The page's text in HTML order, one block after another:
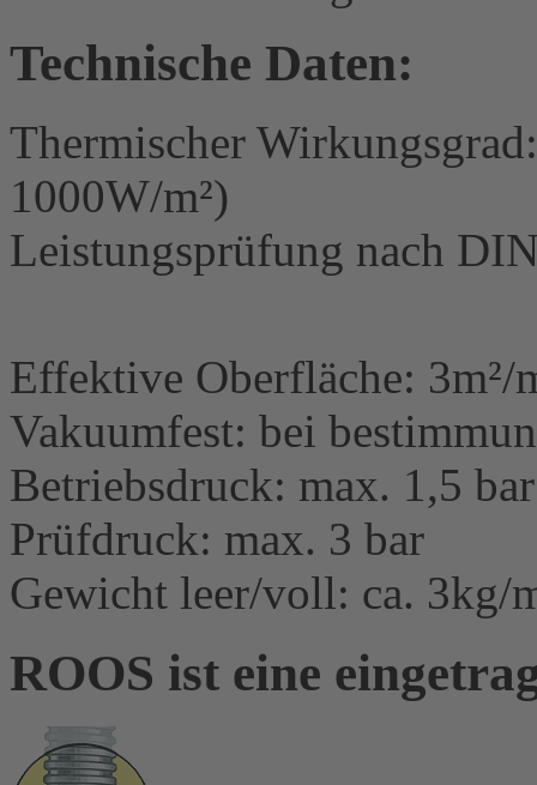
Technische Daten:
Thermischer
1000W/m²)
Leistungsprüfung nach
Effektive Oberfläche:
Vakuumfest: bei
Betriebsdruck: max. 1,5 bar
Prüfdruck: max. 3 bar
Gewicht leer/voll: ca.
ROOS ist eine